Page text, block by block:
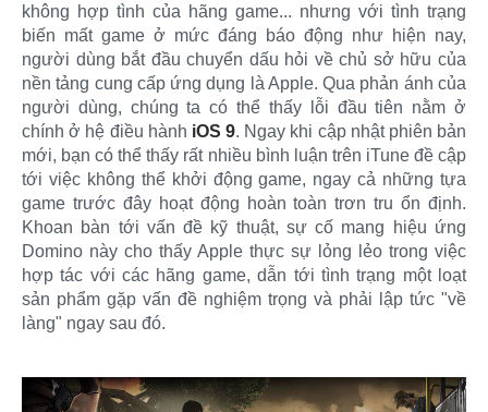
không hợp tình của hãng game... nhưng với tình trạng
biến mất game ở mức đáng báo động như hiện nay,
người dùng bắt đầu chuyển dấu hỏi về chủ sở hữu của
nền tảng cung cấp ứng dụng là Apple. Qua phản ánh của
người dùng, chúng ta có thể thấy lỗi đầu tiên nằm ở
chính ở hệ điều hành iOS 9. Ngay khi cập nhật phiên bản
mới, bạn có thể thấy rất nhiều bình luận trên iTune đề cập
tới việc không thể khởi động game, ngay cả những tựa
game trước đây hoạt động hoàn toàn trơn tru ổn định.
Khoan bàn tới vấn đề kỹ thuật, sự cố mang hiệu ứng
Domino này cho thấy Apple thực sự lỏng lẻo trong việc
hợp tác với các hãng game, dẫn tới tình trạng một loạt
sản phẩm gặp vấn đề nghiệm trọng và phải lập tức "về
làng" ngay sau đó.